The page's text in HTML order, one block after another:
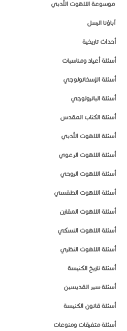
موسوعة اللاهوت الأدبي
آباؤنا الرسل
أحداث تاريخية
أسئلة أعياد ومناسبات
أسئلة الإسخاتولوجي
أسئلة الباترولوجي
أسئلة الكتاب المقدس
أسئلة اللاهوت الأدبي
أسئلة اللاهوت الرعوي
أسئلة اللاهوت الروحي
أسئلة اللاهوت الطقسي
أسئلة اللاهوت المقارن
أسئلة اللاهوت النسكي
أسئلة اللاهوت النظري
أسئلة تاريخ الكنيسة
أسئلة سير القديسين
أسئلة قانون الكنيسة
أسئلة متفرقات ومنوعات